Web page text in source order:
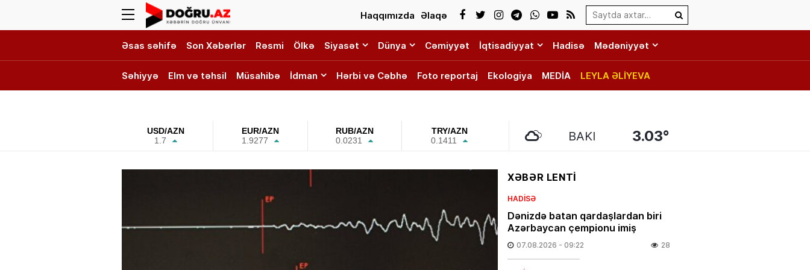
Search…
Haqqımızda Əlaqə
Əsas səhifə Son Xəbərlər Rəsmi Ölkə Siyasət Dünya Cəmiyyət İqtisadiyyat Hadisə Mədəniyyət
Səhiyyə Elm və təhsil Müsahibə İdman Hərbi və Cəbhə Foto reportaj Ekologiya MEDİA LEYLA ƏLİYEVA
USD/AZN
1.7
EUR/AZN
1.9277
RUB/AZN
0.0231
TRY/AZN
0.1411
BAKI 3.03°
XƏBƏR LENTİ
HADISƏ
Dənizdə batan qardaşlardan biri
Azərbaycan çempionu imiş
07.08.2026 - 09:22 28